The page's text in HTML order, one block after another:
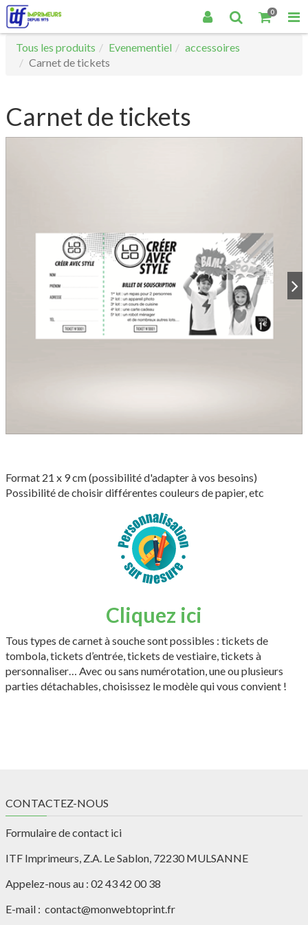
0
Tous les produits Evenementiel
accessoires
Carnet de tickets
Carnet de tickets
Format 21 x 9 cm (possibilité d'adapter à vos besoins)
Possibilité de choisir différentes couleurs de papier, etc
Cliquez ici
Tous types de carnet à souche sont possibles : tickets de
tombola, tickets d’entrée, tickets de vestiaire, tickets à
personnaliser… Avec ou sans numérotation, une ou plusieurs
parties détachables, choisissez le modèle qui vous convient !
CONTACTEZ-NOUS
Formulaire de contact ici
ITF Imprimeurs, Z.A. Le Sablon, 72230 MULSANNE
Appelez-nous au : 02 43 42 00 38
E-mail : contact@monwebtoprint.fr